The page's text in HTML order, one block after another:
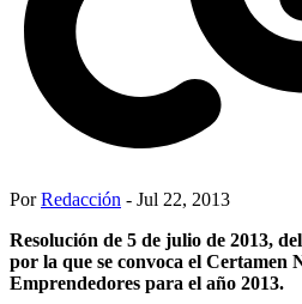
PorRedacción - Jul 22, 2013
Resolución de 5 de julio de 2013,
por la que se convoca el Certamen
Emprendedores para el año 2013.